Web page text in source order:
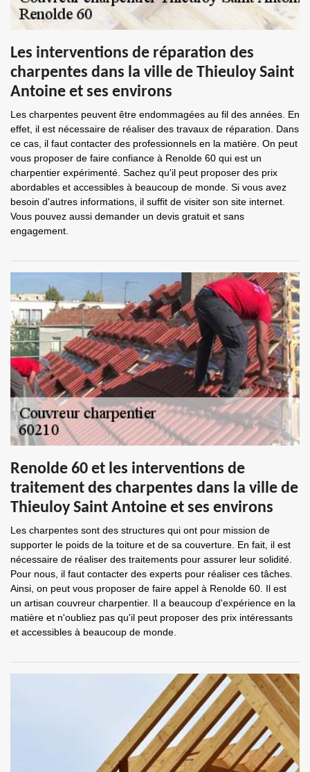
Les interventions de réparation des
charpentes dans la ville de Thieuloy Saint
Antoine et ses environs
Les charpentes peuvent être endommagées au fil des années. En
effet, il est nécessaire de réaliser des travaux de réparation. Dans
ce cas, il faut contacter des professionnels en la matière. On peut
vous proposer de faire confiance à Renolde 60 qui est un
charpentier expérimenté. Sachez qu'il peut proposer des prix
abordables et accessibles à beaucoup de monde. Si vous avez
besoin d'autres informations, il suffit de visiter son site internet.
Vous pouvez aussi demander un devis gratuit et sans
engagement.
Renolde 60 et les interventions de
traitement des charpentes dans la ville de
Thieuloy Saint Antoine et ses environs
Les charpentes sont des structures qui ont pour mission de
supporter le poids de la toiture et de sa couverture. En fait, il est
nécessaire de réaliser des traitements pour assurer leur solidité.
Pour nous, il faut contacter des experts pour réaliser ces tâches.
Ainsi, on peut vous proposer de faire appel à Renolde 60. Il est
un artisan couvreur charpentier. Il a beaucoup d'expérience en la
matière et n'oubliez pas qu'il peut proposer des prix intéressants
et accessibles à beaucoup de monde.